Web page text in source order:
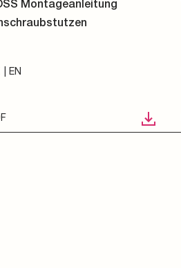
Montageanleitung
EN